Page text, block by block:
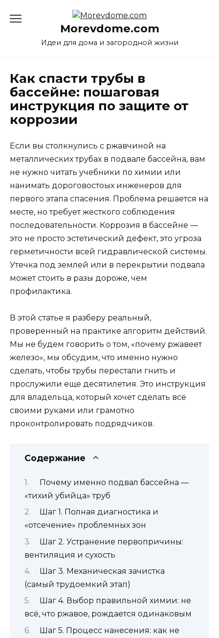
Morevdome.com
Идеи для дома и загородной жизни
Как спасти трубы в
бассейне: пошаговая
инструкция по защите от
коррозии
Если вы столкнулись с ржавчиной на
металлических трубах в подвале бассейна, вам
не нужно читать учебники по химии или
нанимать дороговостоых инженеров для
первого этапа спасения. Проблема решается на
месте, но требует жесткого соблюдения
последовательности. Коррозия в бассейне —
это не просто эстетический дефект, это угроза
герметичности всей гидравлической системы.
Утечка под землей или в перекрытии подвала
может стоить в разы дороже, чем
профилактика.
В этой статье я разберу реальный,
проверенный на практике алгоритм действий.
Мы не будем говорить о том, «почему ржавеет
железо», мы обсудим, что именно нужно
сделать, чтобы трубы перестали гнить и
прослужили еще десятилетия. Это инструкция
для владельца, который хочет сделать всё
своими руками или грамотно
проконтролировать подрядчиков.
Содержание
Почему именно подвал бассейна —
«тихий убийца» труб
Шаг 1. Полная диагностика и
«отсечение» проблемных зон
Шаг 2. Устранение первопричины:
вентиляция и сухость
Шаг 3. Механическая зачистка
(самый трудоемкий этап)
Шаг 4. Выбор правильной химии: не
всё, что ржавое, рождается одинаковым
Шаг 5. Процесс нанесения: как не